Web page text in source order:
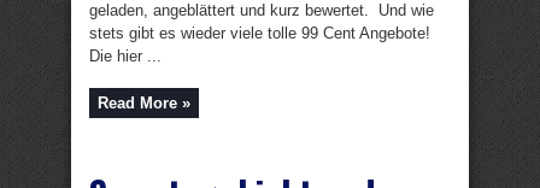
geladen, angeblättert und kurz bewertet. Und wie
stets gibt es wieder viele tolle 99 Cent Angebote!
Die hier ...
Read More »